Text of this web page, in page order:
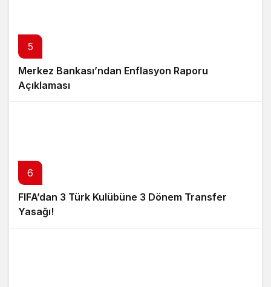
5
Merkez Bankası’ndan Enflasyon Raporu
Açıklaması
6
FIFA’dan 3 Türk Kulübüne 3 Dönem Transfer
Yasağı!